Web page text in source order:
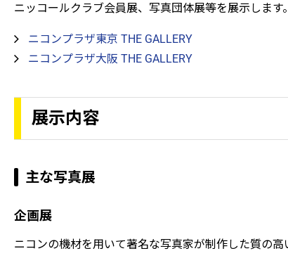
ニッコールクラブ会員展、写真団体展等を展示します。
ニコンプラザ東京 THE GALLERY
ニコンプラザ大阪 THE GALLERY
展示内容
主な写真展
企画展
ニコンの機材を用いて著名な写真家が制作した質の高